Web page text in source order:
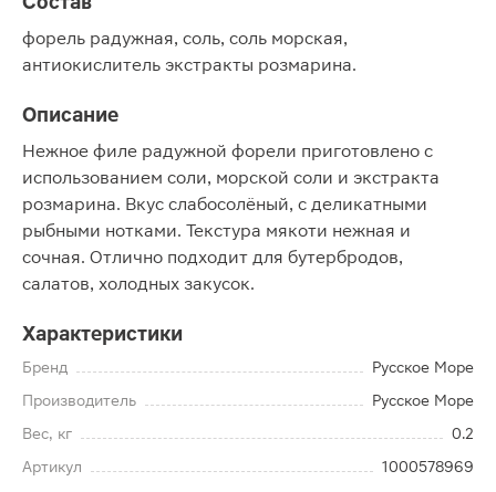
форель радужная, соль, соль морская,
антиокислитель экстракты розмарина.
Описание
Нежное филе радужной форели приготовлено с
использованием соли, морской соли и экстракта
розмарина. Вкус слабосолёный, с деликатными
рыбными нотками. Текстура мякоти нежная и
сочная. Отлично подходит для бутербродов,
салатов, холодных закусок.
Характеристики
Бренд
Русское Море
Производитель
Русское Море
Вес, кг
0.2
Артикул
1000578969